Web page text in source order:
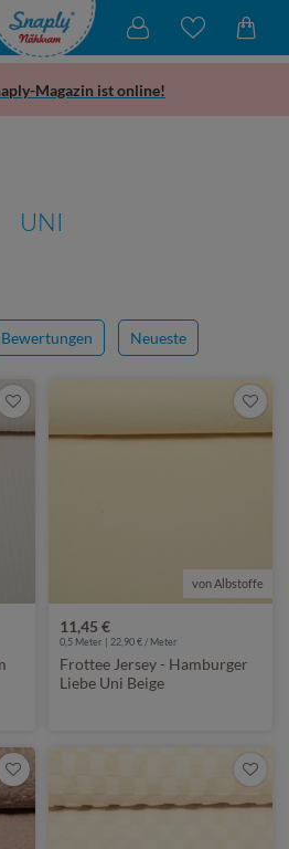
Magazin ist online!
UNI
Bewertungen Neueste
von Albstoffe
11,45 €
0,5 Meter | 22,90 € / Meter
Frottee Jersey - Hamburger
Liebe Uni Beige